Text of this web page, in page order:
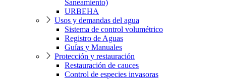
Saneamiento)
URBEHA
Usos y demandas del agua
Sistema de control volumétrico
Registro de Aguas
Guías y Manuales
Protección y restauración
Restauración de cauces
Control de especies invasoras